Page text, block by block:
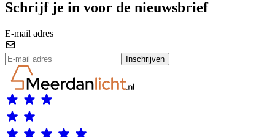
Schrijf je in voor de nieuwsbrief
E-mail adres
Inschrijven